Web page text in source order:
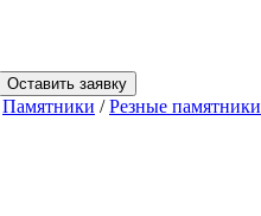
Оставить заявку
Памятники /Резные памятники